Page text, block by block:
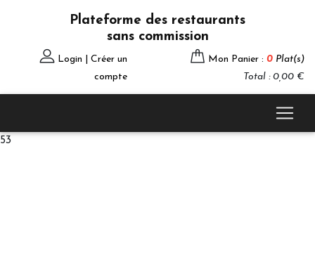
Plateforme des restaurants
sans commission
Login | Créer un
compte
Mon Panier : 0 Plat(s)
Total : 0,00 €
53